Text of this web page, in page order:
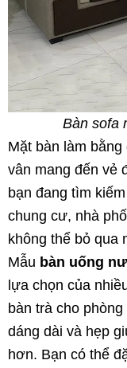
Bàn sofa
Mặt bàn làm
vân mang đến vẻ
bạn đang tìm
chung cư, nhà
không thể bỏ qua
Mẫu bàn uống
lựa chọn của
bàn trà cho
dáng dài và hẹp
hơn. Bạn có thể